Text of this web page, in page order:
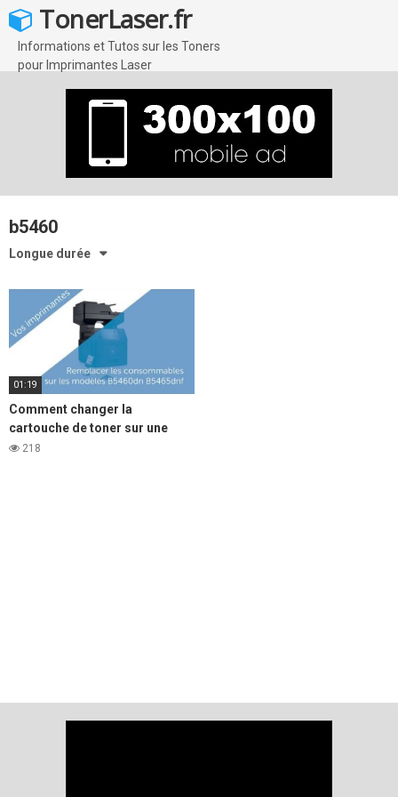
Skip
to
content
TonerLaser.fr
Informations et Tutos sur les Toners
pour Imprimantes Laser
b5460
Longue durée
01:19
Comment changer la
cartouche de toner sur une
imprimante laser DELL b5460
218